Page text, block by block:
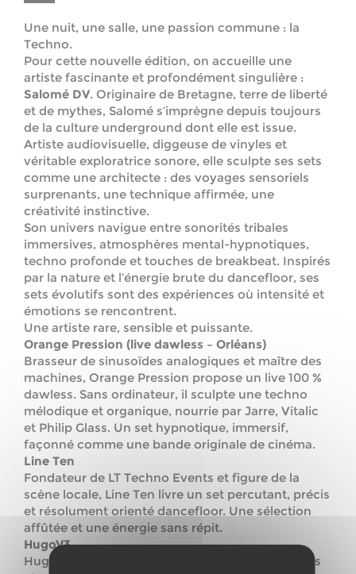
Une nuit, une salle, une passion commune : la
Techno.
Pour cette nouvelle édition, on accueille une
artiste fascinante et profondément singulière :
Salomé DV. Originaire de Bretagne, terre de liberté
et de mythes, Salomé s’imprègne depuis toujours
de la culture underground dont elle est issue.
Artiste audiovisuelle, diggeuse de vinyles et
véritable exploratrice sonore, elle sculpte ses sets
comme une architecte : des voyages sensoriels
surprenants, une technique affirmée, une
créativité instinctive.
Son univers navigue entre sonorités tribales
immersives, atmosphères mental-hypnotiques,
techno profonde et touches de breakbeat. Inspirés
par la nature et l’énergie brute du dancefloor, ses
sets évolutifs sont des expériences où intensité et
émotions se rencontrent.
Une artiste rare, sensible et puissante.
Orange Pression (live dawless – Orléans)
Brasseur de sinusoïdes analogiques et maître des
machines, Orange Pression propose un live 100 %
dawless. Sans ordinateur, il sculpte une techno
mélodique et organique, nourrie par Jarre, Vitalic
et Philip Glass. Un set hypnotique, immersif,
façonné comme une bande originale de cinéma.
Line Ten
Fondateur de LT Techno Events et figure de la
scène locale, Line Ten livre un set percutant, précis
et résolument orienté dancefloor. Une sélection
affûtée et une énergie sans répit.
HugoV3
HugoV3 navigue entre exploration de rythmiques